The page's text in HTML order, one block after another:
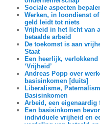
Sociale aspecten
Werken, in loondienst
geld leidt tot niets
Vrijheid in het licht van
betaalde arbeid
De toekomst is aan
Staat
Een heerlijk,
‘Vrijheid’
Andreas Popp over
basisinkomen [duits]
Liberalisme,
Basisinkomen
Arbeid, een eigenaardig
Een basisinkomen
individuele vrijheid en